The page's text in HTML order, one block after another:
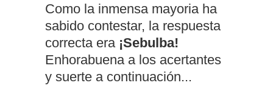
Como la inmensa mayoria ha
sabido contestar, la respuesta
correcta era ¡Sebulba!
Enhorabuena a los acertantes
y suerte a continuación...